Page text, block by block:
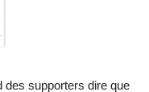
des supporters dire que